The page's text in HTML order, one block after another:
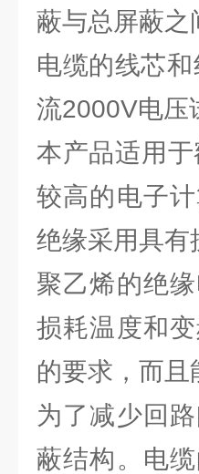
蔽与总屏蔽
电缆的线芯
流2000V电压
本产品适用
较高的电子
绝缘采用具有
聚乙烯的绝
损耗温度和
的要求，而
为了减少回
蔽结构。电